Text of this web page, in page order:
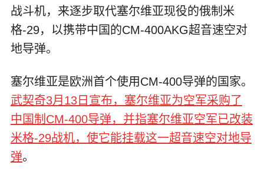
战斗机，来逐步取代塞尔维亚现役的俄制米
格-29，以携带中国的CM-400AKG超音速空对
地导弹。
塞尔维亚是欧洲首个使用CM-400导弹的国家。
武契奇3月13日宣布，塞尔维亚为空军采购了
中国制CM-400导弹，并指塞尔维亚空军已改装
米格-29战机，使它能挂载这一超音速空对地导
弹。